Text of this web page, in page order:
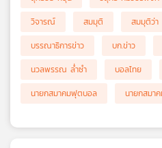
วิจารณ์
สมมุติ สมมุติว่า
บรรณาธิการข่าว
บก.ข่าว
นวลพรรณ ล่ำซำ
บอลไทย
นายกสมาคมฟุตบอล
นายกสมา